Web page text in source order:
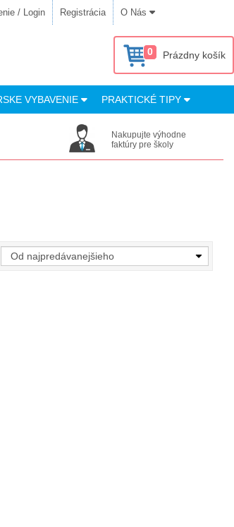
/ Login Registrácia O Nás
0 Prázdny košík
VYBAVENIE PRAKTICKÉ TIPY
Nakupujte výhodne
faktúry pre školy